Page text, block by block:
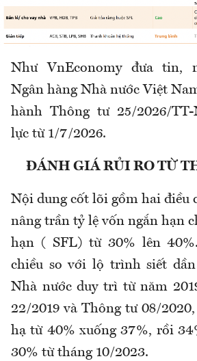
Như VnEconomy đưa tin,
Ngân hàng Nhà nước Việt
hành Thông tư 25/2026/
lực từ 1/7/2026.
ĐÁNH GIÁ RỦI RO TỪ
Nội dung cốt lõi gồm hai điều
nâng trần tỷ lệ vốn ngắn hạn
hạn ( SFL) từ 30% lên
chiều so với lộ trình siết
Nhà nước duy trì từ năm
22/2019 và Thông tư 08/
hạ từ 40% xuống 37%, rồi
30% từ tháng 10/2023.